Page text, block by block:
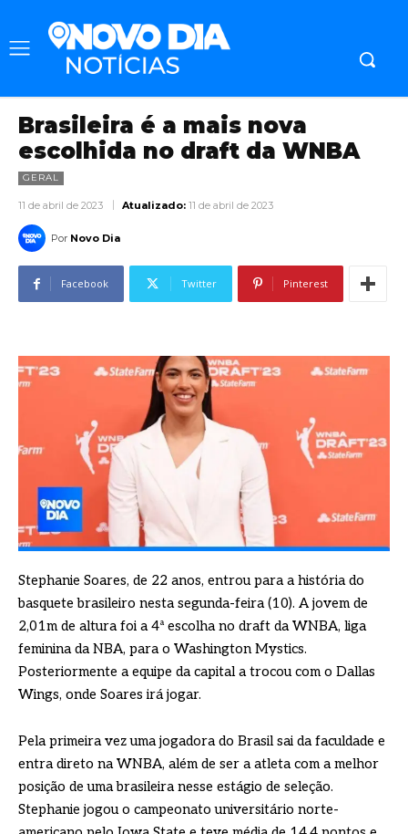
Brasileira é a mais nova
escolhida no draft da WNBA
GERAL
11 de abril de 2023 Atualizado: 11 de abril de 2023
Por Novo Dia
Facebook Twitter Pinterest
Stephanie Soares, de 22 anos, entrou para a história do
basquete brasileiro nesta segunda-feira (10). A jovem de
2,01m de altura foi a 4ª escolha no draft da WNBA, liga
feminina da NBA, para o Washington Mystics.
Posteriormente a equipe da capital a trocou com o Dallas
Wings, onde Soares irá jogar.
Pela primeira vez uma jogadora do Brasil sai da faculdade e
entra direto na WNBA, além de ser a atleta com a melhor
posição de uma brasileira nesse estágio de seleção.
Stephanie jogou o campeonato universitário norte-